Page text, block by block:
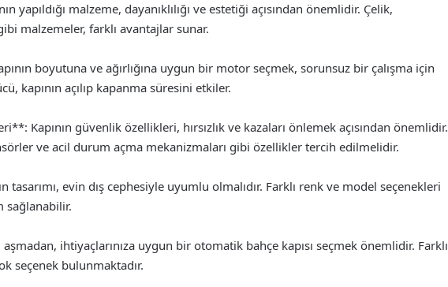
yapıldığı malzeme, dayanıklılığı ve estetiği açısından önemlidir. Çelik,
malzemeler, farklı avantajlar sunar.
boyutuna ve ağırlığına uygun bir motor seçmek, sorunsuz bir çalışma için
kapının açılıp kapanma süresini etkiler.
Kapının güvenlik özellikleri, hırsızlık ve kazaları önlemek açısından önemlidir.
ve acil durum açma mekanizmaları gibi özellikler tercih edilmelidir.
tasarımı, evin dış cephesiyle uyumlu olmalıdır. Farklı renk ve model seçenekleri
sağlanabilir.
ihtiyaçlarınıza uygun bir otomatik bahçe kapısı seçmek önemlidir. Farklı
seçenek bulunmaktadır.